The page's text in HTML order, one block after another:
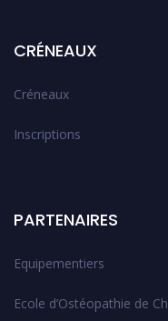
CRÉNEAUX
Créneaux
Inscriptions
PARTENAIRES
Equipementiers
Ecole d’Ostéopathie de